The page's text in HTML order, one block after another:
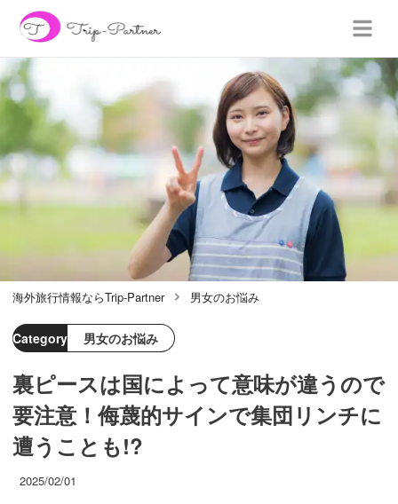
海外旅行情報ならTrip-Partner 男女のお悩み
Category 男女のお悩み
裏ピースは国によって意味が違うので
要注意！侮蔑的サインで集団リンチに
遭うことも!?
2025/02/01